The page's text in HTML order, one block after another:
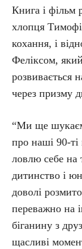
Книга і фільм
хлопця
кохання, і
Феліксом,
розвивається
через призму
“Ми ще
про наші 90-
ловлю себе на
дитинство і
доволі
переважно на
біганину з
щасливі